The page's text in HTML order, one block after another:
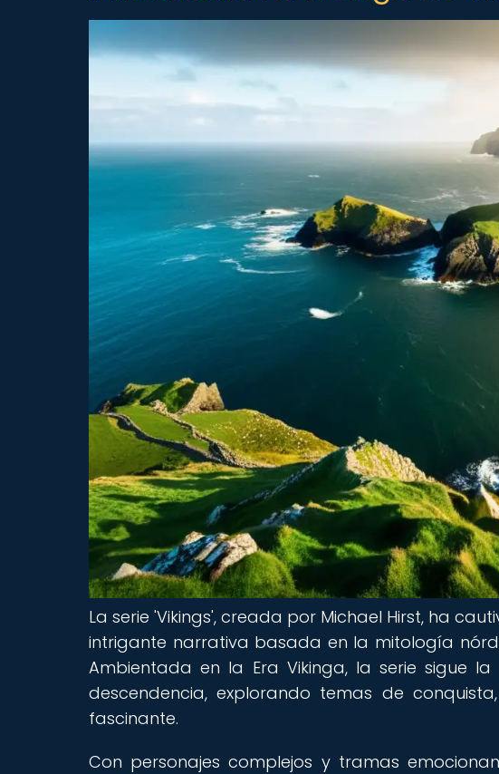
La serie 'Vikings', creada por Michael Hirst, ha
intrigante narrativa basada en la mitología
Ambientada en la Era Vikinga, la serie sigue
descendencia, explorando temas de
fascinante.
Con personajes complejos y tramas